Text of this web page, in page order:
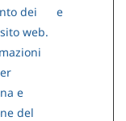
dei
web.
e
del
e